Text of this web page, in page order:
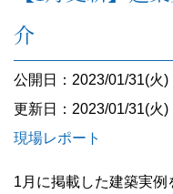
介
公開日：2023/01/31(火)
更新日：2023/01/31(火)
現場レポート
1月に掲載した建築実例